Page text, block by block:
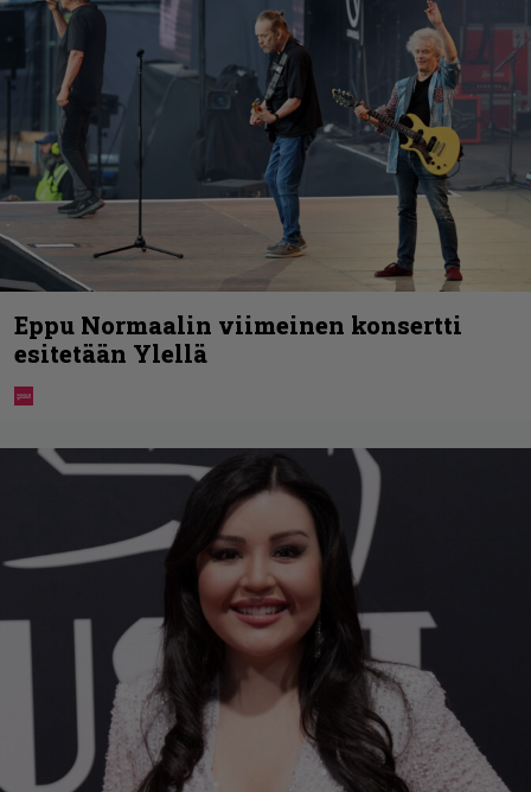
Eppu Normaalin viimeinen konsertti
esitetään Ylellä